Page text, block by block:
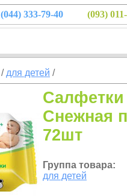
(044) 333-79-40 (093)
/ для детей /
Снежная
72шт
Группа товара:
для детей